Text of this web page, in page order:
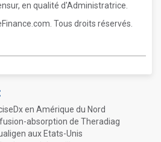
en qualité d'Administratrice.
Tous droits réservés.
en Amérique du Nord
absorption de Theradiag
aux Etats-Unis